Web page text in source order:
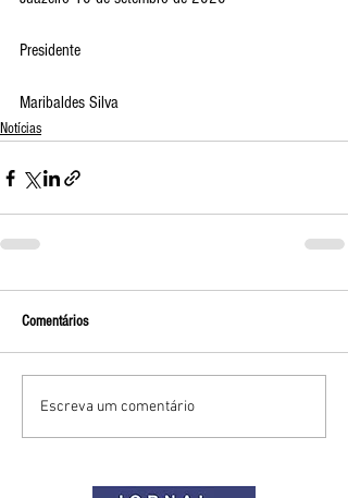
Presidente
Maribaldes Silva
Notícias
Comentários
Escreva um comentário